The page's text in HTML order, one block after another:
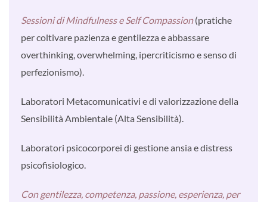
Sessioni di Mindfulness e Self Compassion(pratiche
per coltivare pazienza e gentilezza e abbassare
overthinking, overwhelming, ipercriticismo e senso di
perfezionismo).
Laboratori Metacomunicativi e di valorizzazione della
Sensibilità Ambientale (Alta Sensibilità).
Laboratori psicocorporei di gestione ansia e distress
psicofisiologico.
Con gentilezza, competenza, passione, esperienza, per